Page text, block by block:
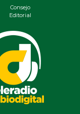
Directorio
Consejo
Editorial